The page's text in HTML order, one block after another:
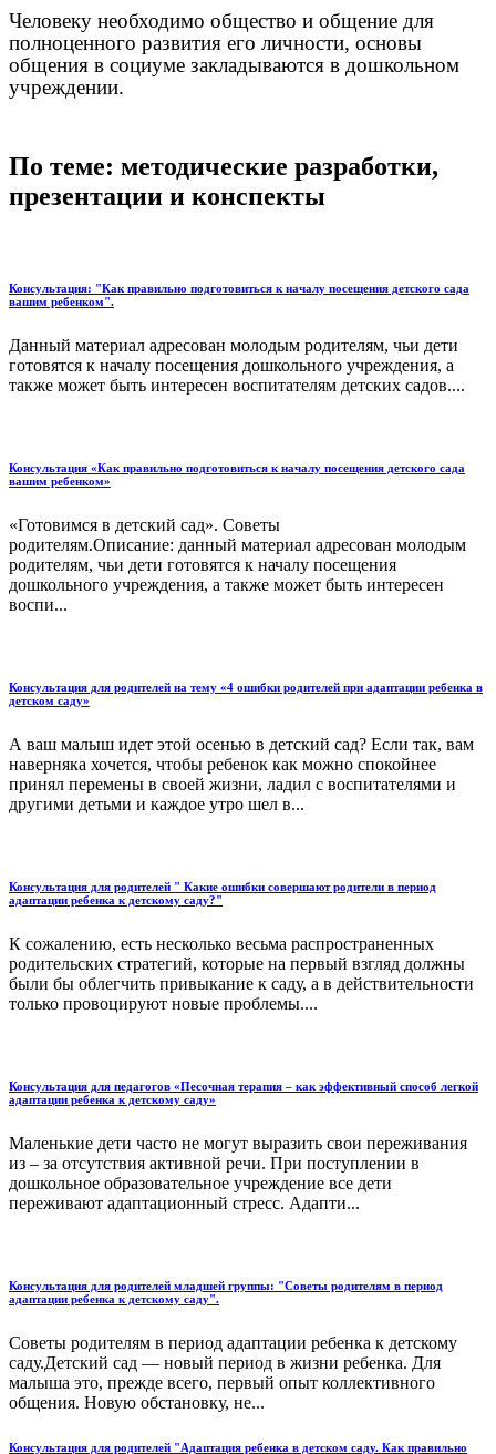
Человеку необходимо общество и общение для
полноценного развития его личности, основы
общения в социуме закладываются в дошкольном
учреждении.
По теме: методические разработки,
презентации и конспекты
Консультация: "Как правильно подготовиться к началу посещения детского сада
вашим ребенком".
Данный материал адресован молодым родителям, чьи дети
готовятся к началу посещения дошкольного учреждения, а
также может быть интересен воспитателям детских садов....
Консультация «Как правильно подготовиться к началу посещения детского сада
вашим ребенком»
«Готовимся в детский сад». Советы
родителям.Описание: данный материал адресован молодым
родителям, чьи дети готовятся к началу посещения
дошкольного учреждения, а также может быть интересен
воспи...
Консультация для родителей на тему «4 ошибки родителей при адаптации ребенка в
детском саду»
А ваш малыш идет этой осенью в детский сад? Если так, вам
наверняка хочется, чтобы ребенок как можно спокойнее
принял перемены в своей жизни, ладил с воспитателями и
другими детьми и каждое утро шел в...
Консультация для родителей " Какие ошибки совершают родители в период
адаптации ребенка к детскому саду?"
К сожалению, есть несколько весьма распространенных
родительских стратегий, которые на первый взгляд должны
были бы облегчить привыкание к саду, а в действительности
только провоцируют новые проблемы....
Консультация для педагогов «Песочная терапия – как эффективный способ легкой
адаптации ребенка к детскому саду»
Маленькие дети часто не могут выразить свои переживания
из – за отсутствия активной речи. При поступлении в
дошкольное образовательное учреждение все дети
переживают адаптационный стресс. Адапти...
Консультация для родителей младшей группы: "Советы родителям в период
адаптации ребенка к детскому саду".
Советы родителям в период адаптации ребенка к детскому
саду.Детский сад — новый период в жизни ребенка. Для
малыша это, прежде всего, первый опыт коллективного
общения. Новую обстановку, не...
Консультация для родителей "Адаптация ребенка в детском саду. Как правильно